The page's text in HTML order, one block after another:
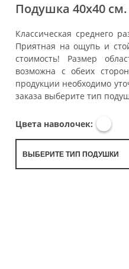
Подушка 40х40 см.
Классическая среднего
Приятная на ощупь и
стоимость! Размер
возможна с обеих
продукции необходимо
заказа выберите тип
Цвета наволочек:
ВЫБЕРИТЕ ТИП ПОДУШКИ